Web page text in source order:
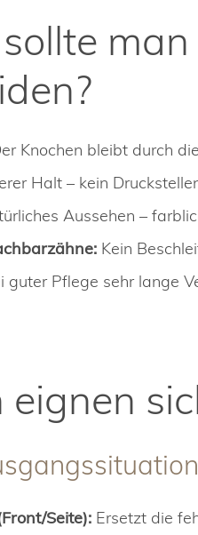
Knochen bleibt durch
Halt – kein
Aussehen –
Kein
guter Pflege sehr lange
eignen
Seite): Ersetzt die